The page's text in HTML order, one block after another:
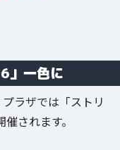
」一色に
ラザでは「ストリ
されます。